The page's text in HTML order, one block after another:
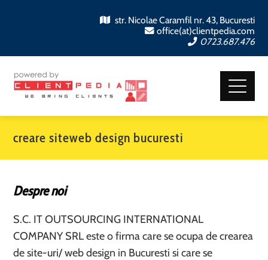
str. Nicolae Caramfil nr. 43, Bucuresti
office(at)clientpedia.com
0723.687.476
creare siteweb design bucuresti
Despre noi
S.C. IT OUTSOURCING INTERNATIONAL
COMPANY SRL este o firma care se ocupa de crearea
de site-uri/ web design in Bucuresti si care se